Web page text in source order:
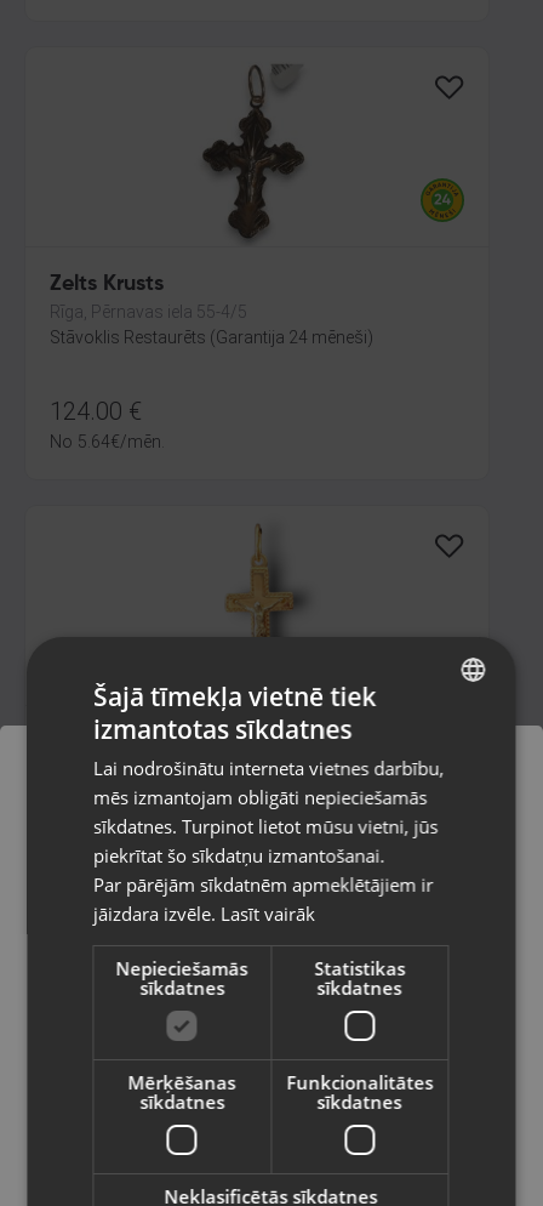
Zelts Krusts
Rīga, Pērnavas iela 55-4/5
Stāvoklis Restaurēts (Garantija 24 mēneši)
124.00 €
No 5.64€/mēn.
Zelta krusts
Ventspils, Kuldīgas iela 26
Stāvoklis Restaurēts (Garantija 24 mēneši)
87.00€
/mēn.
Pasūtījumi tiks piegādāti uz
izvēlēto valsti
Vietnes saturs būs attēlots izvēlētajā
valodā
Valsts
Latviešu / Latvian
RUSSIAN
Šajā tīmekļa vietnē tiek
izmantotas sīkdatnes
Lai nodrošinātu interneta vietnes darbību,
mēs izmantojam obligāti nepieciešamās
sīkdatnes. Turpinot lietot mūsu vietni, jūs
piekrītat šo sīkdatņu izmantošanai.
Par pārējām sīkdatnēm apmeklētājiem ir
jāizdara izvēle. Lasīt vairāk
Nepieciešamās
sīkdatnes
Statistikas
sīkdatnes
Mērķēšanas
sīkdatnes
Funkcionalitātes
sīkdatnes
Neklasificētās sīkdatnes